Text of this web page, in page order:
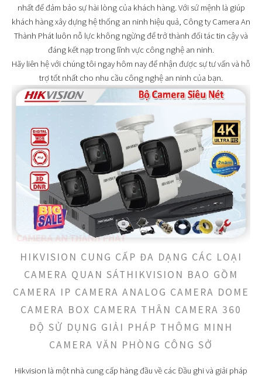
nhất để đảm bảo sự hài lòng của khách hàng. Với sứ mệnh là giúp
khách hàng xây dựng hệ thống an ninh hiệu quả, Công ty Camera An
Thành Phát luôn nỗ lực không ngừng để trở thành đối tác tin cậy và
đáng kết nạp trong lĩnh vực công nghệ an ninh.
Hãy liên hệ với chúng tôi ngay hôm nay để nhận được sự tư vấn và hỗ
trợ tốt nhất cho nhu cầu công nghệ an ninh của bạn.
HIKVISION CUNG CẤP ĐA DẠNG CÁC LOẠI
CAMERA QUAN SÁTHIKVISION BAO GỒM
CAMERA IP CAMERA ANALOG CAMERA DOME
CAMERA BOX CAMERA THÂN CAMERA 360
ĐỘ SỬ DỤNG GIẢI PHÁP THÔMG MINH
CAMERA VĂN PHÒNG CÔNG SỞ
Hikvision là một nhà cung cấp hàng đầu về các Đầu ghi và giải pháp